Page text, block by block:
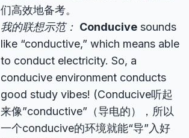
们高效地备考。
我的联想示范： Conducive sounds
like “conductive,” which means able
to conduct electricity. So, a
conducive environment conducts
good study vibes! (Conducive听起
来像”conductive”（导电的），所以
一个conducive的环境就能“导”入好